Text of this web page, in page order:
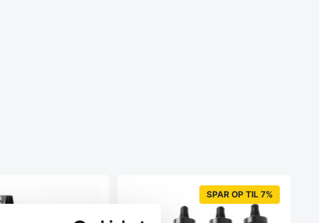
SPAR OP TIL 7%